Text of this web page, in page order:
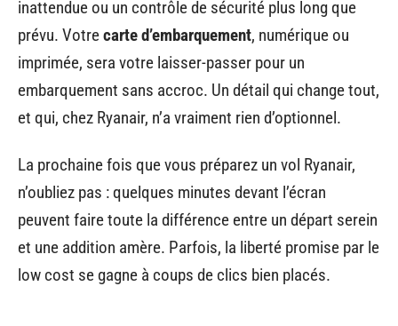
inattendue ou un contrôle de sécurité plus long que
prévu. Votrecarte d’embarquement, numérique ou
imprimée, sera votre laisser-passer pour un
embarquement sans accroc. Un détail qui change tout,
et qui, chez Ryanair, n’a vraiment rien d’optionnel.
La prochaine fois que vous préparez un vol Ryanair,
n’oubliez pas : quelques minutes devant l’écran
peuvent faire toute la différence entre un départ serein
et une addition amère. Parfois, la liberté promise par le
low cost se gagne à coups de clics bien placés.